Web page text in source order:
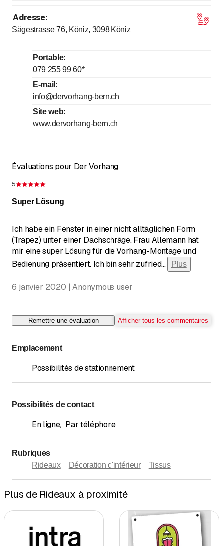
Lundi
Ouvert toute la journée
Mardi*
Ouvert toute la journée
Mercredi*
Ouvert toute la journée
Jeudi*
Vendredi
Samedi
Dimanche
Adresse:
Sägestrasse 76, Köniz, 3098 Köniz
Portable:
079 255 99 60*
E-mail :
info@dervorhang-bern.ch
Site web:
www.dervorhang-bern.ch
Évaluations pour Der Vorhang
5
Super Lösung
Ich habe ein Fenster in einer nicht alltäglichen Form
(Trapez) unter einer Dachschräge. Frau Allemann hat
mir eine super Lösung für die Vorhang-Montage und
Bedienung präsentiert. Ich bin sehr zufried... Plus
6 janvier 2020 | Anonymous user
Remettre une évaluation Afficher tous les commentaires
Emplacement
Possibilités de stationnement
Possibilités de contact
En ligne, Par téléphone
Rubriques
Rideaux
Décoration d'intérieur Tissus
Plus de Rideaux à proximité